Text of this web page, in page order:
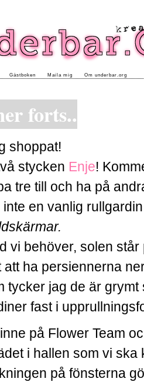
Gästboken Maila mig Om underbar.org
forts..
shoppat!
stycken Enje!
tre till och ha på
inte en vanlig
vi behöver, solen
att ha persiennerna
tycker jag de är
fast i
på Flower Team
i hallen som vi ska
på fönsterna